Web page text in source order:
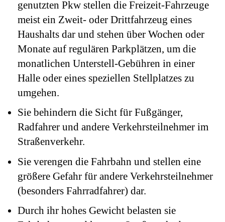
genutzten Pkw stellen die Freizeit-Fahrzeuge
meist ein Zweit- oder Drittfahrzeug eines
Haushalts dar und stehen über Wochen oder
Monate auf regulären Parkplätzen, um die
monatlichen Unterstell-Gebühren in einer
Halle oder eines speziellen Stellplatzes zu
umgehen.
Sie behindern die Sicht für Fußgänger,
Radfahrer und andere Verkehrsteilnehmer im
Straßenverkehr.
Sie verengen die Fahrbahn und stellen eine
größere Gefahr für andere Verkehrsteilnehmer
(besonders Fahrradfahrer) dar.
Durch ihr hohes Gewicht belasten sie